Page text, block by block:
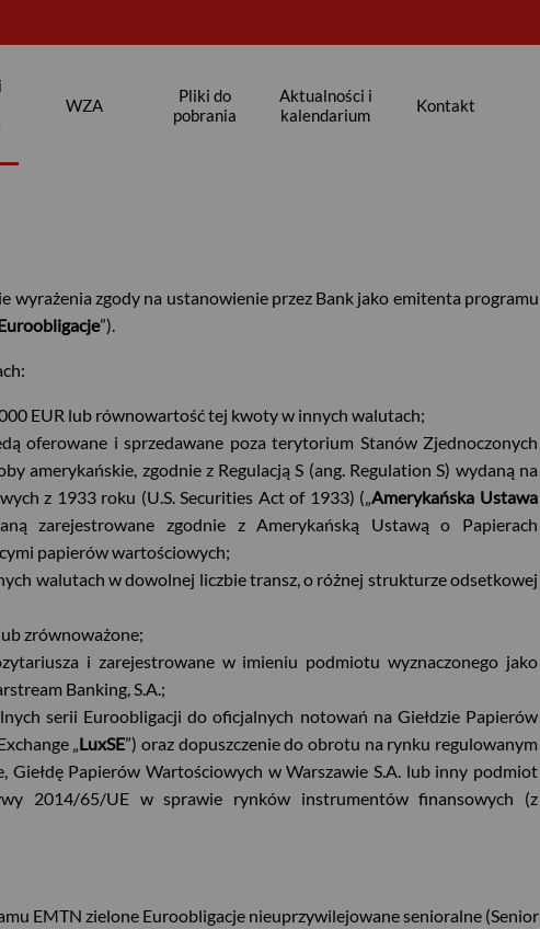
WZA
Pliki do
pobrania
Aktualności i
kalendarium
Kontakt
wyrażenia zgody na ustanowienie przez Bank jako emitenta programu
”).
EUR lub równowartość tej kwoty w innych walutach;
oferowane i sprzedawane poza terytorium Stanów Zjednoczonych
amerykańskie, zgodnie z Regulacją S (ang. Regulation S) wydaną na
z 1933 roku (U.S. Securities Act of 1933) („Amerykańska Ustawa
zarejestrowane zgodnie z Amerykańską Ustawą o Papierach
papierów wartościowych;
walutach w dowolnej liczbie transz, o różnej strukturze odsetkowej
zrównoważone;
i zarejestrowane w imieniu podmiotu wyznaczonego jako
Banking, S.A.;
serii Euroobligacji do oficjalnych notowań na Giełdzie Papierów
„LuxSE”) oraz dopuszczenie do obrotu na rynku regulowanym
Giełdę Papierów Wartościowych w Warszawie S.A. lub inny podmiot
2014/65/UE w sprawie rynków instrumentów finansowych (z
EMTN zielone Euroobligacje nieuprzywilejowane senioralne (Senior